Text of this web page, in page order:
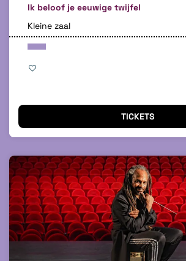
Ik beloof je eeuwige twijfel
Kleine zaal
TICKETS